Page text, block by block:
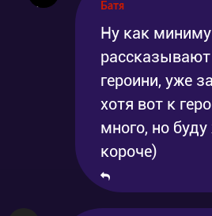
Батя
Ну как
героини, уже
хотя вот к
много, но
короче)